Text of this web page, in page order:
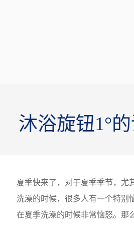
沐浴旋钮1°
夏季快来了，对于夏季季节，尤
洗澡的时候，很多人有一个特别
在夏季洗澡的时候非常恼怒。那